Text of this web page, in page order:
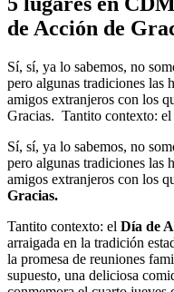
de Acción de
Sí, sí, ya lo sabemos, no
pero algunas tradiciones las
amigos extranjeros con los
Gracias. Tantito contexto:
Sí, sí, ya lo sabemos, no
pero algunas tradiciones las
amigos extranjeros con los
Gracias.
Tantito contexto: el Día de
arraigada en la tradición
la promesa de reuniones
supuesto, una deliciosa